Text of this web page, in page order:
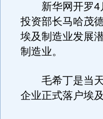
新华网开罗4
投资部长马哈茂
埃及制造业发展
制造业。
毛希丁是当天
企业正式落户埃